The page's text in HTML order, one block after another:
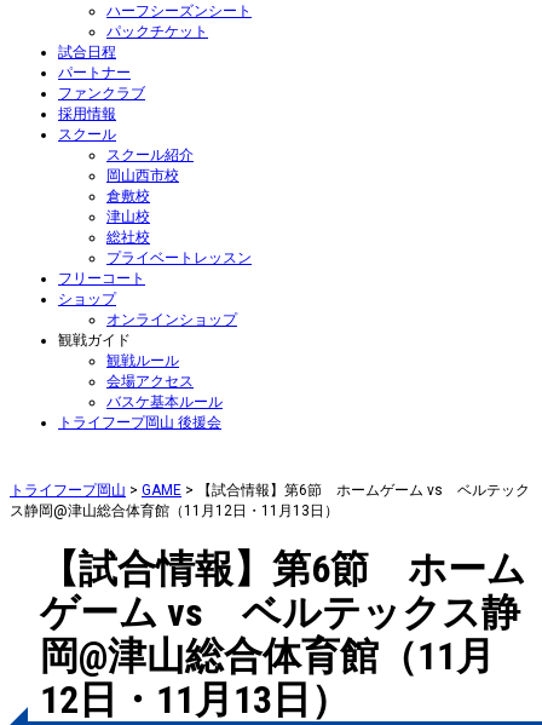
ハーフシーズンシート
パックチケット
試合日程
パートナー
ファンクラブ
採用情報
スクール
スクール紹介
岡山西市校
倉敷校
津山校
総社校
プライベートレッスン
フリーコート
ショップ
オンラインショップ
観戦ガイド
観戦ルール
会場アクセス
バスケ基本ルール
トライフープ岡山 後援会
トライフープ岡山 > GAME >
【試合情報】第6節 ホームゲーム vs ベルテック
ス静岡@津山総合体育館（11月12日・11月13日）
【試合情報】第6節 ホーム
ゲーム vs ベルテックス静
岡@津山総合体育館（11月
12日・11月13日）